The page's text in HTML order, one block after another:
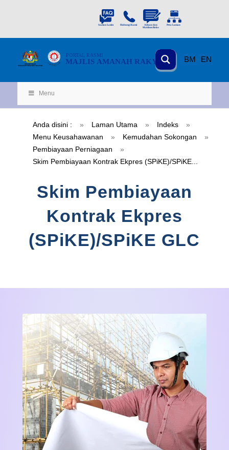
BM EN
MAJLIS AMANAH RAKYAT
PORTAL RASMI
KEMENTERIAN
KEMAJUAN DESA DAN WILA YAH
Menu
Anda disini : » Laman Utama » Indeks
»
Menu Keusahawanan
» Kemudahan Sokongan
»
Pembiayaan Perniagaan
»
Skim Pembiayaan Kontrak Ekpres (SPiKE)/SPiKE...
Skim Pembiayaan
Kontrak Ekpres
(SPiKE)/SPiKE GLC